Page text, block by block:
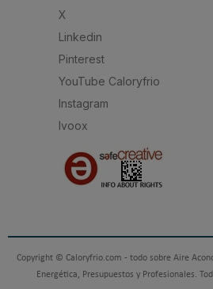
X
Linkedin
Pinterest
YouTube Caloryfrio
Instagram
Ivoox
Copyright © Caloryfrio.com - todo sobre Aire
Energética, Presupuestos y Profesionales.